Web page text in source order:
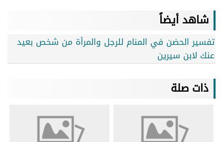
شاهد أيضاً
تفسير الحضن في المنام للرجل والمرأة من شخص بعيد
عنك لابن سيرين
ذات صلة